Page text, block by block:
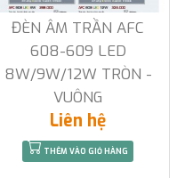
ĐÈN ÂM TRẦN AFC
608-609 LED
8W/9W/12W TRÒN -
VUÔNG
Liên hệ
THÊM VÀO GIỎ HÀNG